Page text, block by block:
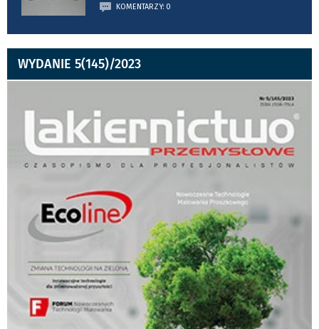
KOMENTARZY: 0
WYDANIE 5(145)/2023